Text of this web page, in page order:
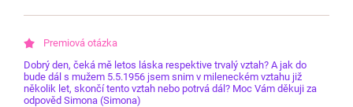
Dobrý den, čeká mě letos láska respektive trvalý vztah? A jak do
bude dál s mužem 5.5.1956 jsem snim v mileneckém vztahu již
několik let, skončí tento vztah nebo potrvá dál? Moc Vám děkuji za
odpověd Simona (Simona)